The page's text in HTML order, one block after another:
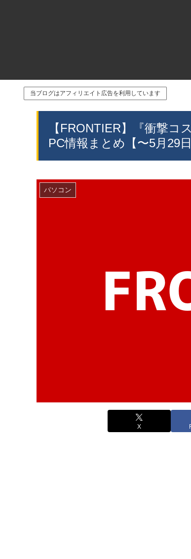
当ブログはアフィリエイト広告を利用しています
【FRONTIER】『衝撃
PC情報まとめ【〜5月29日
パソコン
X